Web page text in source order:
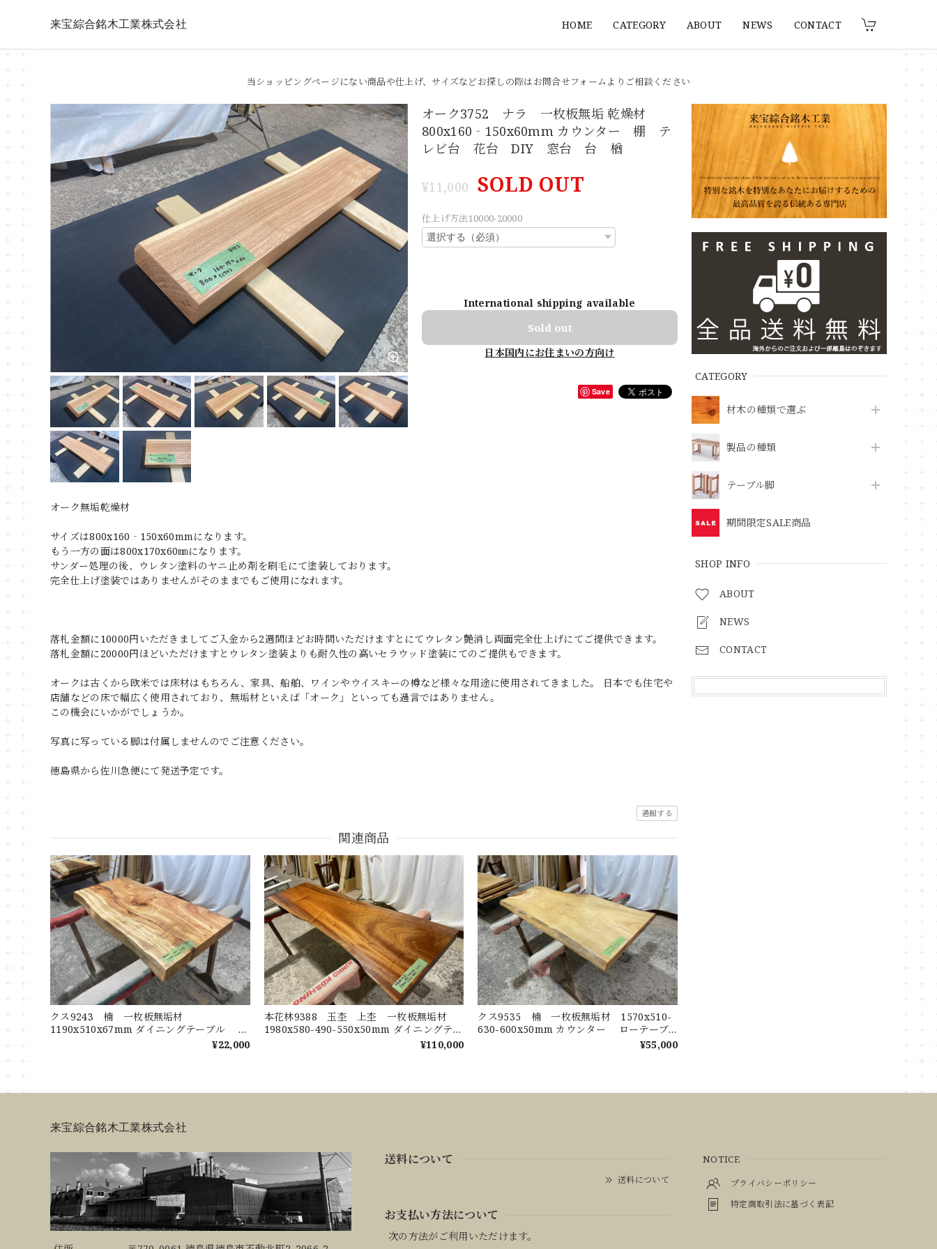
来宝綜合銘木工業株式会社 HOME CATEGORY ABOUT NEWS CONTACT
当ショッピングページにない商品や仕上げ、サイズなどお探しの際はお問合せフォームよりご相談ください
CATEGORY
材木の種類で選ぶ
製品の種類
テーブル脚
期間限定SALE商品
SHOP INFO
ABOUT
NEWS
CONTACT
オーク3752 ナラ 一枚板無垢 乾燥材
800x160‐150x60mm カウンター 棚 テ
レビ台 花台 DIY 窓台 台 楢
¥11,000 SOLD OUT
仕上げ方法10000-20000
International shipping available
Sold out
日本国内にお住まいの方向け
Save
オーク無垢乾燥材
サイズは800x160‐150x60mmになります。
もう一方の面は800x170x60㎜になります。
サンダー処理の後、ウレタン塗料のヤニ止め剤を刷毛にて塗装しております。
完全仕上げ塗装ではありませんがそのままでもご使用になれます。
落札金額に10000円いただきましてご入金から2週間ほどお時間いただけますとにてウレタン艶消し両面完全仕上げにてご提供できます。
落札金額に20000円ほどいただけますとウレタン塗装よりも耐久性の高いセラウッド塗装にてのご提供もできます。
オークは古くから欧米では床材はもちろん、家具、船舶、ワインやウイスキーの樽など様々な用途に使用されてきました。 日本でも住宅や
店舗などの床で幅広く使用されており、無垢材といえば「オーク」といっても過言ではありません。
この機会にいかがでしょうか。
写真に写っている脚は付属しませんのでご注意ください。
徳島県から佐川急便にて発送予定です。
通報する
関連商品
クス9243 楠 一枚板無垢材
1190x510x67mm ダイニングテーブル ロ
ーテーブル センターテーブル 天板 樟
¥22,000
本花林9388 玉杢 上杢 一枚板無垢材
1980x580-490-550x50mm ダイニングテー
ブル ローテーブル センターテーブル
¥110,000
クス9535 楠 一枚板無垢材 1570x510-
630-600x50mm カウンター ローテーブ
ル センターテーブル 天板 樟 くすのき
¥55,000
来宝綜合銘木工業株式会社
送料について
送料について
お支払い方法について
次の方法がご利用いただけます。
NOTICE
プライバシーポリシー
特定商取引法に基づく表記